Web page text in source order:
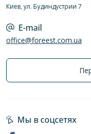
Киев, ул. Будиндустрии 7
E-mail
office@foreest.com.ua
Мы в соцсетях